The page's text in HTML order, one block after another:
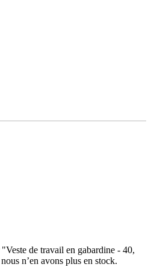
de travail en gabardine - 40,
n’en avons plus en stock.